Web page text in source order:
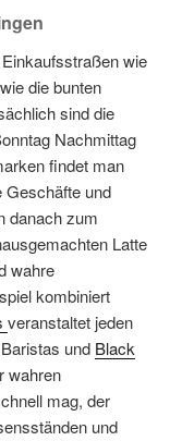
wie
die bunten
sind die
Nachmittag
findet man
Geschäfte und
danach zum
Latte
wahre
kombiniert
veranstaltet jeden
und Black
wahren
mag, der
und